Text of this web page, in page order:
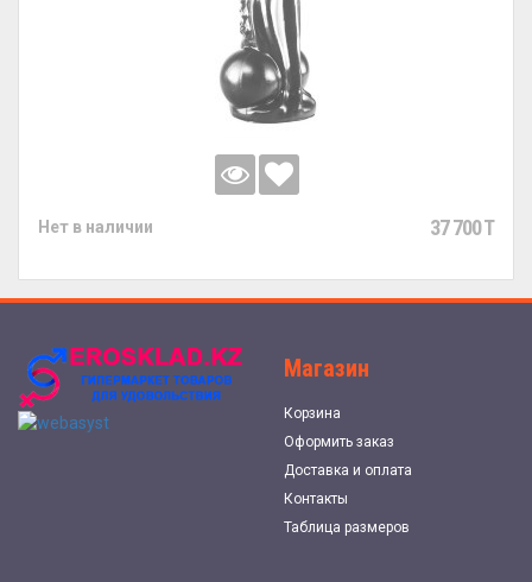
Нет в наличии 37 700 T
Магазин
Корзина
Оформить заказ
Доставка и оплата
Контакты
Таблица размеров